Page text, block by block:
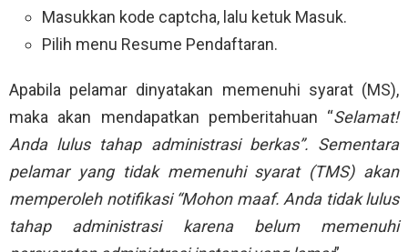
Masukkan kode captcha, lalu ketuk Masuk.
Pilih menu Resume Pendaftaran.
Apabila pelamar dinyatakan memenuhi syarat (MS),
maka akan mendapatkan pemberitahuan “Selamat!
Anda lulus tahap administrasi berkas”. Sementara
pelamar yang tidak memenuhi syarat (TMS) akan
memperoleh notifikasi “Mohon maaf. Anda tidak lulus
tahap administrasi karena belum memenuhi